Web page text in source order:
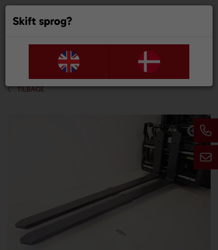
TILBAGE

Skift sprog?